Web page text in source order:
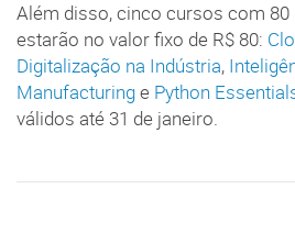
Além disso, cinco cursos com 80
estarão no valor fixo de R$ 80:
Digitalização na Indústria,
Manufacturinge Python
válidos até 31 de janeiro.